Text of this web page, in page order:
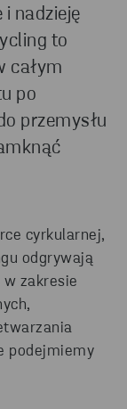
nadzieję
to
całym
po
przemysłu
cyrkularnej,
odgrywają
zakresie
podejmiemy